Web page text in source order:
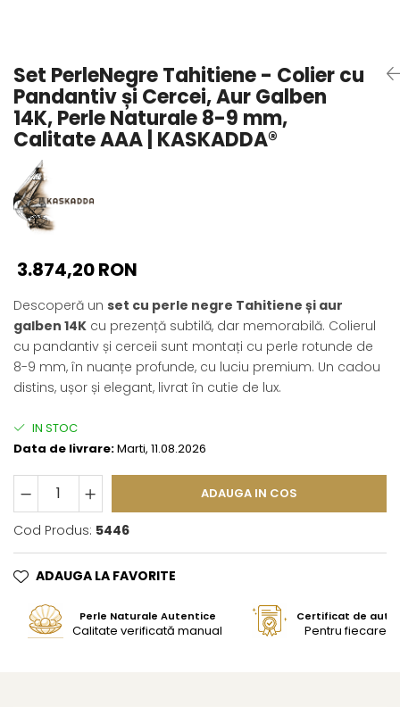
Pandantive cu Perle
Brose cu Perle
Set PerleNegre Tahitiene - Colier cu
Pandantiv și Cercei, Aur Galben
14K, Perle Naturale 8-9 mm,
Calitate AAA | KASKADDA®
3.874,20 RON
Descoperă un set cu perle negre Tahitiene și aur
galben 14K cu prezență subtilă, dar memorabilă. Colierul
cu pandantiv și cerceii sunt montați cu perle rotunde de
8-9 mm, în nuanțe profunde, cu luciu premium. Un cadou
distins, ușor și elegant, livrat în cutie de lux.
IN STOC
Data de livrare:Marti, 11.08.2026
ADAUGA IN COS
Cod Produs: 5446
ADAUGA LA FAVORITE
Perle Naturale Autentice
Calitate verificată manual
Certificat de
Pentru fiecare